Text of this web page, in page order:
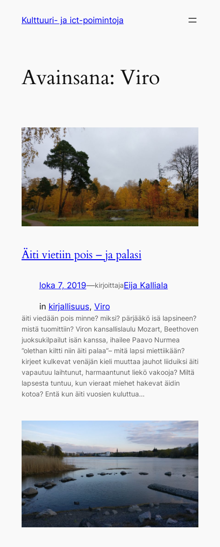
sisältöön
Kulttuuri- ja ict-poimintoja
Avainsana: Viro
Äiti vietiin pois – ja palasi
loka 7, 2019—kirjoittajaEija Kalliala
in kirjallisuus, Viro
äiti viedään pois minne? miksi? pärjääkö isä lapsineen?
mistä tuomittiin? Viron kansallislaulu Mozart, Beethoven
juoksukilpailut isän kanssa, ihailee Paavo Nurmea
”olethan kiltti niin äiti palaa”– mitä lapsi miettiikään?
kirjeet kulkevat venäjän kieli muuttaa jauhot liiduiksi äiti
vapautuu laihtunut, harmaantunut liekö vakooja? Miltä
lapsesta tuntuu, kun vieraat miehet hakevat äidin
kotoa? Entä kun äiti vuosien kuluttua…